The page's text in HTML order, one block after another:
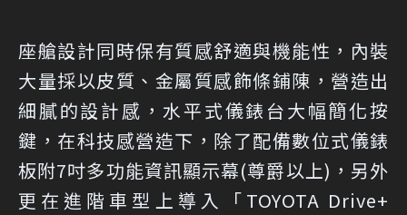
座艙設計同時保有質感舒適與機能性，內裝
大量採以皮質、金屬質感飾條鋪陳，營造出
細膩的設計感，水平式儀錶台大幅簡化按
鍵，在科技感營造下，除了配備數位式儀錶
板附7吋多功能資訊顯示幕(尊爵以上)，另外
更在進階車型上導入「TOYOTA Drive+